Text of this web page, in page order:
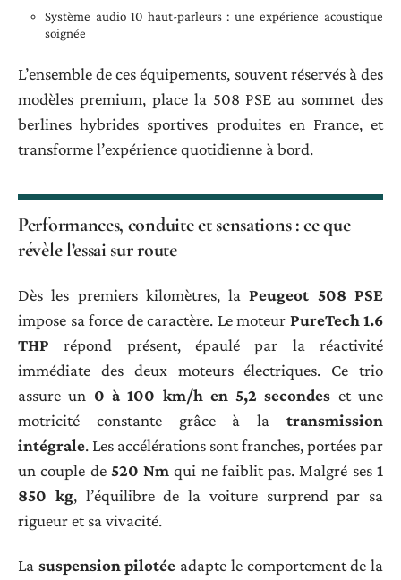
Système audio 10 haut-parleurs : une expérience acoustique
soignée
L’ensemble de ces équipements, souvent réservés à des
modèles premium, place la 508 PSE au sommet des
berlines hybrides sportives produites en France, et
transforme l’expérience quotidienne à bord.
Performances, conduite et sensations : ce que
révèle l’essai sur route
Dès les premiers kilomètres, laPeugeot 508 PSE
impose sa force de caractère. Le moteur PureTech 1.6
THP répond présent, épaulé par la réactivité
immédiate des deux moteurs électriques. Ce trio
assure un 0 à 100 km/h en 5,2 secondes et une
motricité constante grâce à la transmission
intégrale. Les accélérations sont franches, portées par
un couple de 520 Nm qui ne faiblit pas. Malgré ses1
850 kg, l’équilibre de la voiture surprend par sa
rigueur et sa vivacité.
La suspension pilotée adapte le comportement de la